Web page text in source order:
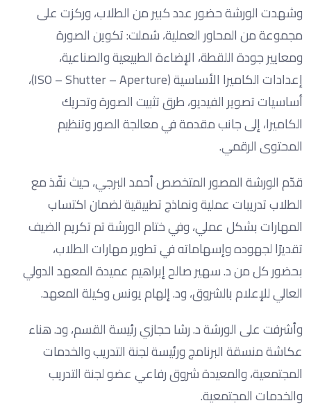
وشهدت الورشة حضور عدد كبير من الطلاب، وركزت على
مجموعة من المحاور العملية، شملت: تكوين الصورة
ومعايير جودة اللقطة، الإضاءة الطبيعية والصناعية،
إعدادات الكاميرا الأساسية (ISO – Shutter – Aperture)،
أساسيات تصوير الفيديو، طرق تثبيت الصورة وتحريك
الكاميرا، إلى جانب مقدمة في معالجة الصور وتنظيم
المحتوى الرقمي.
قدّم الورشة المصور المتخصص أحمد البرجي، حيث نفّذ مع
الطلاب تدريبات عملية ونماذج تطبيقية لضمان اكتساب
المهارات بشكل عملي، وفي ختام الورشة تم تكريم الضيف
تقديرًا لجهوده وإسهاماته في تطوير مهارات الطلاب،
بحضور كل من د. سهير صالح إبراهيم عميدة المعهد الدولي
العالي للإعلام بالشروق، ود. إلهام يونس وكيلة المعهد.
وأشرفت على الورشة د. رشا حجازي رئيسة القسم، ود. هناء
عكاشة منسقة البرنامج ورئيسة لجنة التدريب والخدمات
المجتمعية، والمعيدة شروق رفاعي عضو لجنة التدريب
والخدمات المجتمعية.